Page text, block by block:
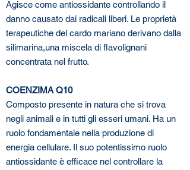
Agisce come antiossidante controllando il
danno causato dai radicali liberi. Le proprietà
terapeutiche del cardo mariano derivano dalla
silimarina,una miscela di flavolignani
concentrata nel frutto.
COENZIMA Q10
Composto presente in natura che si trova
negli animali e in tutti gli esseri umani. Ha un
ruolo fondamentale nella produzione di
energia cellulare. Il suo potentissimo ruolo
antiossidante è efficace nel controllare la